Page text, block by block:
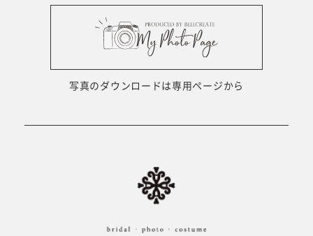
写真のダウンロードは専用ページから